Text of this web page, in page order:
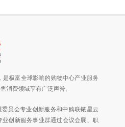
极富全球影响的购物中心产业服务
消费领域享有广泛声誉。
员会专业创新服务和中购联铱星云
创新服务事业群通过会议会展、职